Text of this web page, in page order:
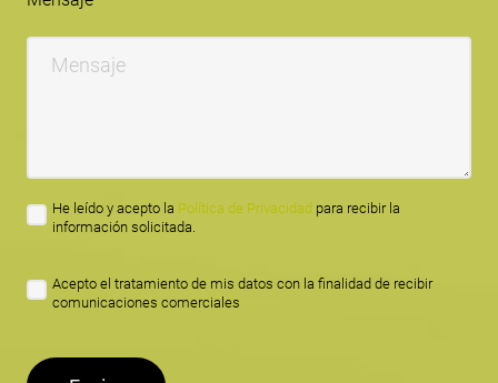
He leído y acepto la Política de Privacidad para recibir la
información solicitada.
Acepto el tratamiento de mis datos con la finalidad de recibir
comunicaciones comerciales